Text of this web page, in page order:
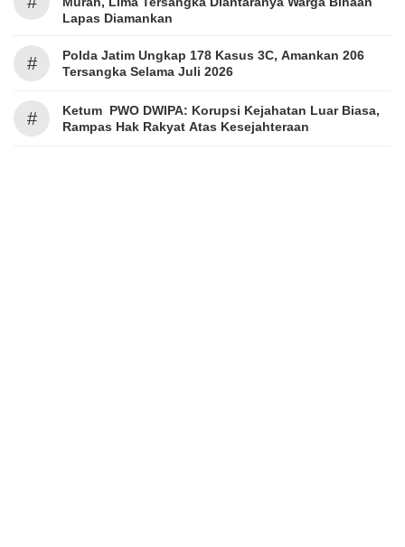
Lapas Diamankan
#
Polda Jatim Ungkap 178 Kasus 3C, Amankan 206
Tersangka Selama Juli 2026
#
Ketum PWO DWIPA: Korupsi Kejahatan Luar Biasa,
Rampas Hak Rakyat Atas Kesejahteraan